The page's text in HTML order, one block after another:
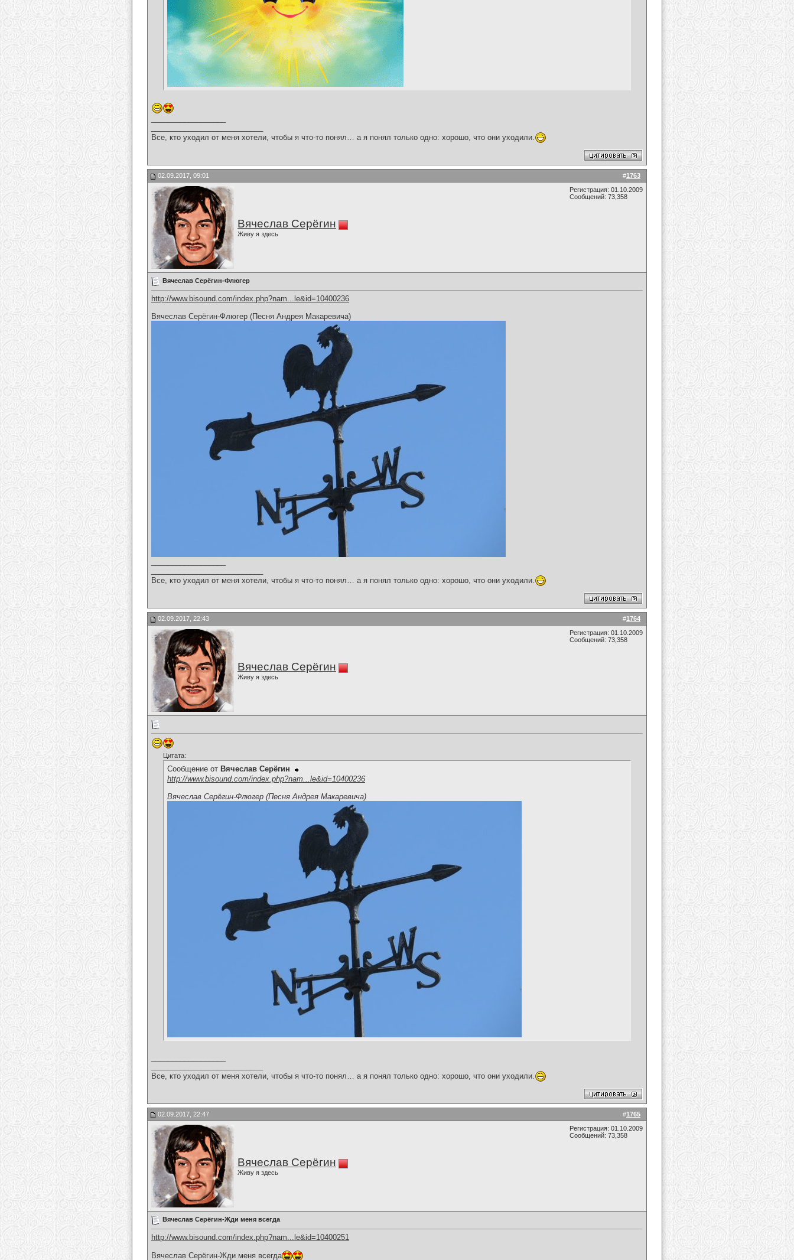
Все, кто уходил от меня хотели, чтобы я что-то понял… а я понял только одно: хорошо, что они уходили.
#1763
02.09.2017, 09:01
Вячеслав Серёгин
Живу я здесь
Регистрация: 01.10.2009
Сообщений: 73,358
Вячеслав Серёгин-Флюгер
http://www.bisound.com/index.php?nam...le&id=10400236
Вячеслав Серёгин-Флюгер (Песня Андрея Макаревича)
Все, кто уходил от меня хотели, чтобы я что-то понял… а я понял только одно: хорошо, что они уходили.
#1764
02.09.2017, 22:43
Вячеслав Серёгин
Живу я здесь
Регистрация: 01.10.2009
Сообщений: 73,358
Цитата:
Сообщение от Вячеслав Серёгин
http://www.bisound.com/index.php?nam...le&id=10400236
Вячеслав Серёгин-Флюгер (Песня Андрея Макаревича)
Все, кто уходил от меня хотели, чтобы я что-то понял… а я понял только одно: хорошо, что они уходили.
#1765
02.09.2017, 22:47
Вячеслав Серёгин
Живу я здесь
Регистрация: 01.10.2009
Сообщений: 73,358
Вячеслав Серёгин-Жди меня всегда
http://www.bisound.com/index.php?nam...le&id=10400251
Вячеслав Серёгин-Жди меня всегда